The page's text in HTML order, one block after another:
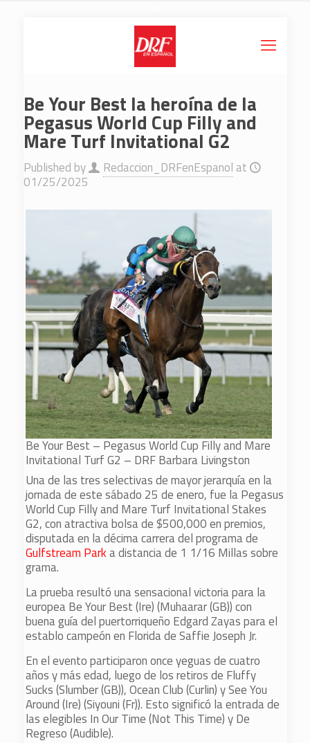
Be Your Best la heroína de la
Pegasus World Cup Filly and
Mare Turf Invitational G2
Published by Redaccion_DRFenEspanol at
01/25/2025
Be Your Best – Pegasus World Cup Filly and Mare
Invitational Turf G2 – DRF Barbara Livingston
Una de las tres selectivas de mayor jerarquía en la
jornada de este sábado 25 de enero, fue la Pegasus
World Cup Filly and Mare Turf Invitational Stakes
G2, con atractiva bolsa de $500,000 en premios,
disputada en la décima carrera del programa de
Gulfstream Parka distancia de 1 1/16 Millas sobre
grama.
La prueba resultó una sensacional victoria para la
europea Be Your Best (Ire) (Muhaarar (GB)) con
buena guía del puertorriqueño Edgard Zayas para el
establo campeón en Florida de Saffie Joseph Jr.
En el evento participaron once yeguas de cuatro
años y más edad, luego de los retiros de Fluffy
Sucks (Slumber (GB)), Ocean Club (Curlin) y See You
Around (Ire) (Siyouni (Fr)). Esto significó la entrada de
las elegibles In Our Time (Not This Time) y De
Regreso (Audible).